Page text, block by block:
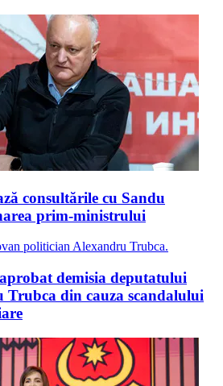
consultările cu Sandu
prim-ministrului
demisia deputatului
Trubca din cauza scandalului